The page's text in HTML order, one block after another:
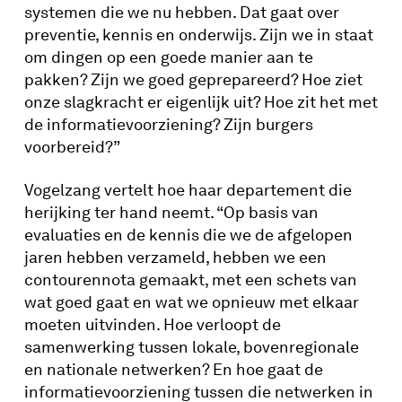
systemen die we nu hebben. Dat gaat over
preventie, kennis en onderwijs. Zijn we in staat
om dingen op een goede manier aan te
pakken? Zijn we goed geprepareerd? Hoe ziet
onze slagkracht er eigenlijk uit? Hoe zit het met
de informatievoorziening? Zijn burgers
voorbereid?”
Vogelzang vertelt hoe haar departement die
herijking ter hand neemt. “Op basis van
evaluaties en de kennis die we de afgelopen
jaren hebben verzameld, hebben we een
contourennota gemaakt, met een schets van
wat goed gaat en wat we opnieuw met elkaar
moeten uitvinden. Hoe verloopt de
samenwerking tussen lokale, bovenregionale
en nationale netwerken? En hoe gaat de
informatievoorziening tussen die netwerken in